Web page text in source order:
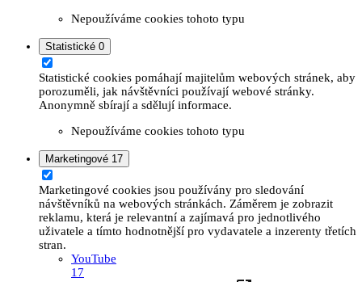
Nepoužíváme cookies tohoto typu
Statistické 0
Statistické cookies pomáhají majitelům webových stránek, aby
porozuměli, jak návštěvníci používají webové stránky.
Anonymně sbírají a sdělují informace.
Nepoužíváme cookies tohoto typu
Marketingové 17
Marketingové cookies jsou používány pro sledování
návštěvníků na webových stránkách. Záměrem je zobrazit
reklamu, která je relevantní a zajímavá pro jednotlivého
uživatele a tímto hodnotnější pro vydavatele a inzerenty třetích
stran.
YouTube
17